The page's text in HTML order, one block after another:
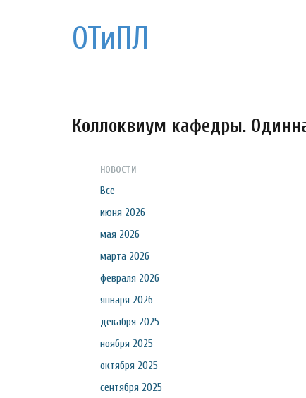
ОТиПЛ
Коллоквиум кафедры.
НОВОСТИ
Все
июня 2026
мая 2026
марта 2026
февраля 2026
января 2026
декабря 2025
ноября 2025
октября 2025
сентября 2025